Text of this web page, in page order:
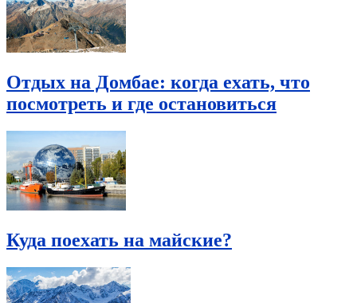
Отдых на Домбае: когда ехать, что
посмотреть и где остановиться
Куда поехать на майские?